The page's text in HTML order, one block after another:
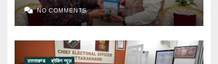
NO COMMENTS
उत्तराखण्ड ब्रेकिंग न्यूज़